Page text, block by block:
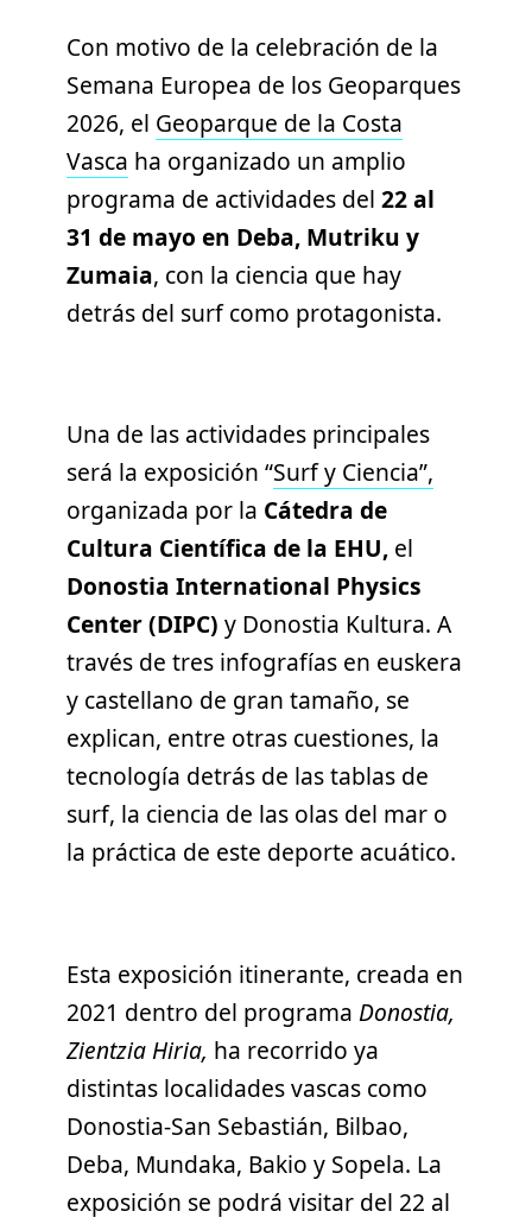
Con motivo de la celebración de la
Semana Europea de los Geoparques
2026, el Geoparque de la Costa
Vasca ha organizado un amplio
programa de actividades del 22 al
31 de mayo en Deba, Mutriku y
Zumaia, con la ciencia que hay
detrás del surf como protagonista.
Una de las actividades principales
será la exposición “Surf y Ciencia”,
organizada por la Cátedra de
Cultura Científica de la EHU, el
Donostia International Physics
Center (DIPC) y Donostia Kultura. A
través de tres infografías en euskera
y castellano de gran tamaño, se
explican, entre otras cuestiones, la
tecnología detrás de las tablas de
surf, la ciencia de las olas del mar o
la práctica de este deporte acuático.
Esta exposición itinerante, creada en
2021 dentro del programa Donostia,
Zientzia Hiria, ha recorrido ya
distintas localidades vascas como
Donostia-San Sebastián, Bilbao,
Deba, Mundaka, Bakio y Sopela. La
exposición se podrá visitar del 22 al